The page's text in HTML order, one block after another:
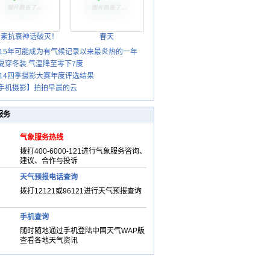
抗衰神话破灭！
春天
年可能成为有气候记录以来最炎热的一年
穿冬装 气温降至零下7度
四季摄影大赛年度评选结果
手机摄影】拍拍早晨的云
务
气象服务热线
拨打400-6000-121进行气象服务咨询、
建议、合作与投诉
天气预报电话查询
拨打12121或96121进行天气预报查询
手机查询
随时随地通过手机登陆中国天气WAP版
查看各地天气资讯